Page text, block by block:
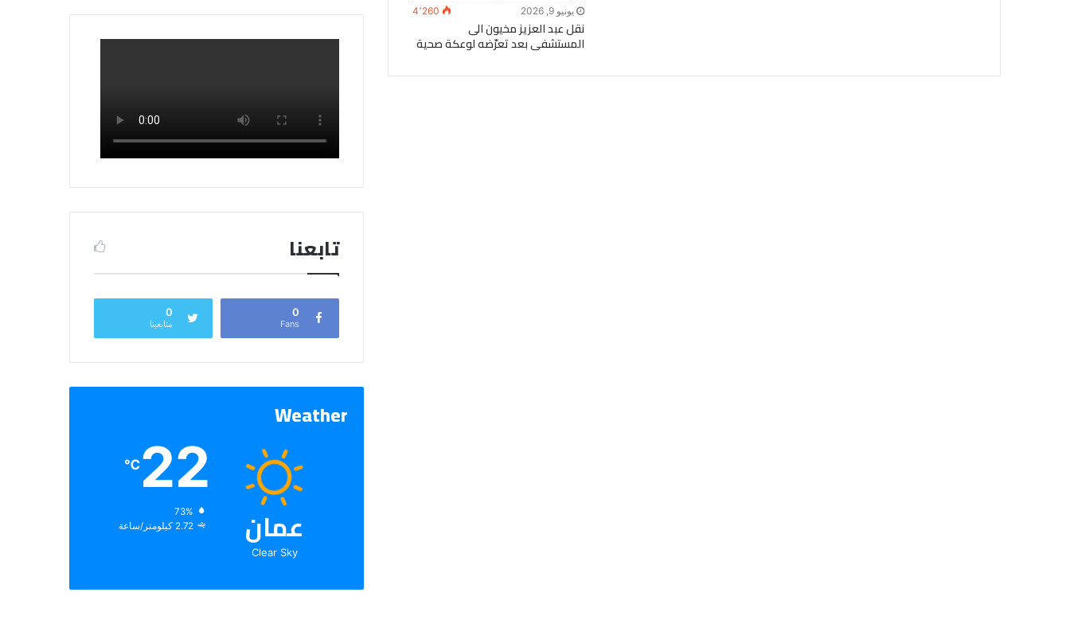
يونيو 9, 2026 4٬260
نقل عبد العزيز مخيون الى
المستشفى بعد تعرّضه لوعكة صحية
تابعنا
0
Fans
0
متابعينا
Weather
عمان
Clear Sky
22
℃
الرطوبة:
الرياح:2.72 كيلومتر/ساعة